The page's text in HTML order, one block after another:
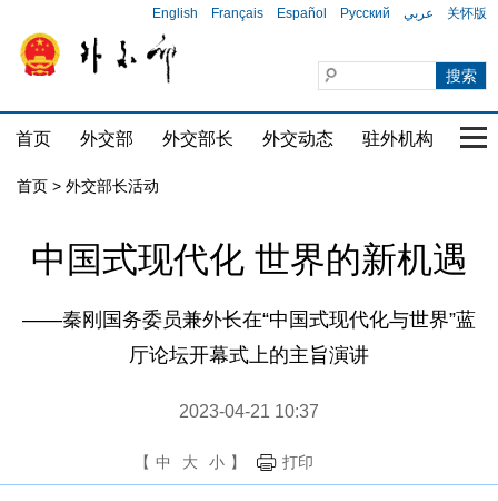
English Français Español Русский عربي 关怀版
首页 外交部 外交部长 外交动态 驻外机构 国
首页 > 外交部长活动
中国式现代化 世界的新机遇
——秦刚国务委员兼外长在“中国式现代化与世界”蓝
厅论坛开幕式上的主旨演讲
2023-04-21 10:37
【 中 大 小 】 打印